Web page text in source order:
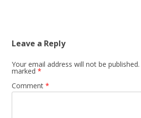
Leave a Reply
Your email address will not be published.
marked *
Comment *